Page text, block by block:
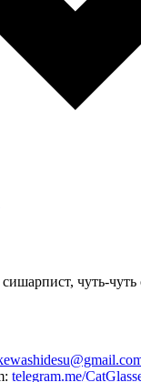
чуть-чуть
telegram.me/